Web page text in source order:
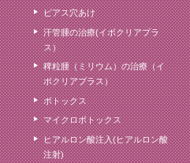
ピアス穴あけ
汗管腫の治療(イボクリアプラ
ス）
稗粒腫（ミリウム）の治療（イ
ボクリアプラス）
ボトックス
マイクロボトックス
ヒアルロン酸注入(ヒアルロン酸
注射)